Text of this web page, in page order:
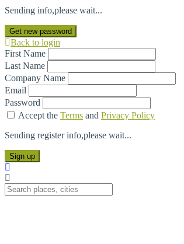
Sending info,please wait...
Get new password
Back to login
First Name
Last Name
Company Name
Email
Password
Accept the Terms and Privacy Policy
Sending register info,please wait...
Sign up